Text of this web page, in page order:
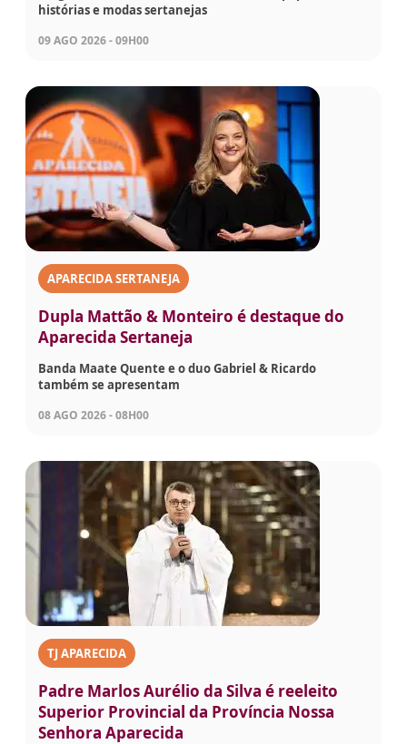
histórias e modas sertanejas
09 AGO 2026 - 09H00
APARECIDA SERTANEJA
Dupla Mattão & Monteiro é destaque do
Aparecida Sertaneja
Banda Maate Quente e o duo Gabriel & Ricardo
também se apresentam
08 AGO 2026 - 08H00
TJ APARECIDA
Padre Marlos Aurélio da Silva é reeleito
Superior Provincial da Província Nossa
Senhora Aparecida